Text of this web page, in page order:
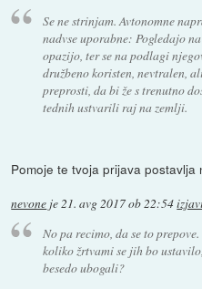
Se ne strinjam. Avtonomne
nadvse uporabne: Pogledajo
opazijo, ter se na podlagi
družbeno koristen, nevtralen,
preprosti, da bi že s trenutno
tednih ustvarili raj na zemlji.
Pomoje te tvoja prijava postavlja
nevone je21. avg 2017 ob 22:54
No pa recimo, da se to
koliko žrtvami se jih bo
besedo ubogali?